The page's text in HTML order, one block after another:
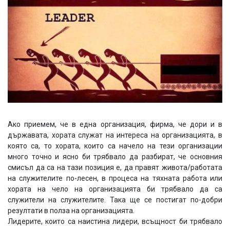
Ако приемем, че в една организация, фирма, че дори и в
държавата, хората служат на интереса на организацията, в
която са, то хората, които са начело на тези организации
много точно и ясно би трябвало да разбират, че основния
смисъл да са на тази позиция е, да правят живота/работата
на служителите по-лесен, в процеса на тяхната работа или
хората на чело на организацията би трябвало да са
служители на служителите. Така ще се постигат по-добри
резултати в полза на организацията.
Лидерите, които са наистина лидери, всъщност би трябвало